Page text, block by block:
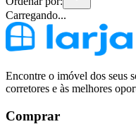
Carregando...
Encontre o imóvel dos seus
corretores e às melhores
Comprar